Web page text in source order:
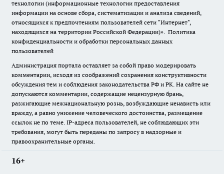
технологии (информационные технологии предоставления
информации на основе сбора, систематизации и анализа сведений,
относящихся к предпочтениям пользователей сети "Интернет",
находящихся на территории Российской Федерации)». Политика
конфиденциальности и обработки персональных данных
пользователей
Администрация портала оставляет за собой право модерировать
комментарии, исходя из соображений сохранения конструктивности
обсуждения тем и соблюдения законодательства РФ и РК. На сайте не
допускаются комментарии, содержащие нецензурную брань,
разжигающие межнациональную рознь, возбуждающие ненависть или
вражду, а равно унижение человеческого достоинства, размещение
ссылок не по теме. IP-адреса пользователей, не соблюдающих эти
требования, могут быть переданы по запросу в надзорные и
правоохранительные органы.
16+